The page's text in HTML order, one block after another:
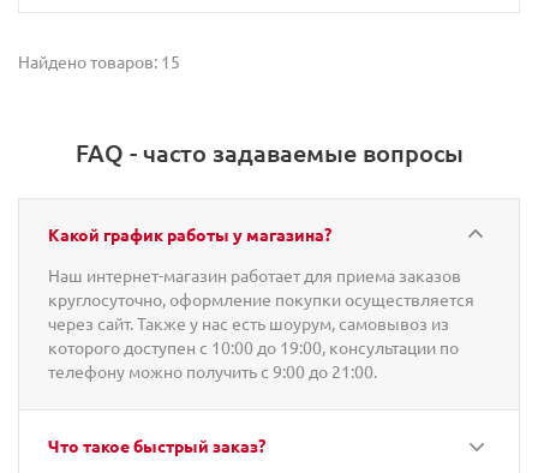
Найдено товаров: 15
FAQ - часто задаваемые вопросы
Какой график работы у магазина?
Наш интернет-магазин работает для приема заказов
круглосуточно, оформление покупки осуществляется
через сайт. Также у нас есть шоурум, самовывоз из
которого доступен с 10:00 до 19:00, консультации по
телефону можно получить с 9:00 до 21:00.
Что такое быстрый заказ?